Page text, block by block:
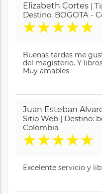
Elizabeth Cortes |
Destino: BOGOTA -
★★★★★
Buenas tardes me
del magisterio. Y
Muy amables
Juan Esteban
Sitio Web | Destino:
Colombia
★★★★★
Excelente servicio y